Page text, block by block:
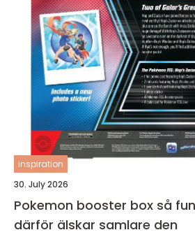
inspiration
30. July 2026
Pokemon booster box så funkar den och
därför älskar samlare den